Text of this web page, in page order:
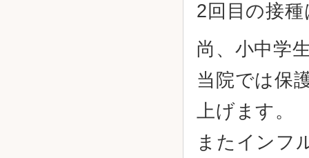
2回目の接
尚、小中学
当院では保
上げます。
またインフ